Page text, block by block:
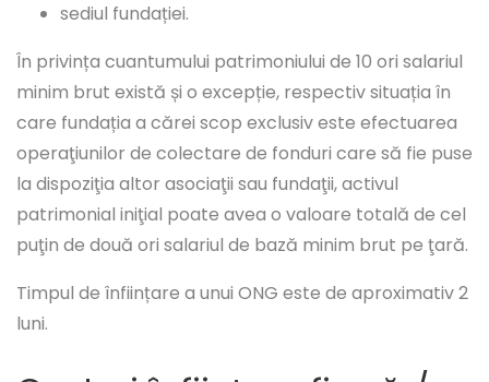
sediul fundației.
În privința cuantumului patrimoniului de 10 ori salariul
minim brut există și o excepție, respectiv situația în
care fundația a cărei scop exclusiv este efectuarea
operaţiunilor de colectare de fonduri care să fie puse
la dispoziţia altor asociaţii sau fundaţii, activul
patrimonial iniţial poate avea o valoare totală de cel
puţin de două ori salariul de bază minim brut pe ţară.
Timpul de înființare a unui ONG este de aproximativ 2
luni.